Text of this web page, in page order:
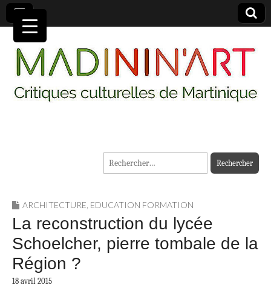
MADININ'ART
Rechercher :
ARCHITECTURE, EDUCATION FORMATION
La reconstruction du lycée
Schoelcher, pierre tombale de la
Région ?
18 avril 2015